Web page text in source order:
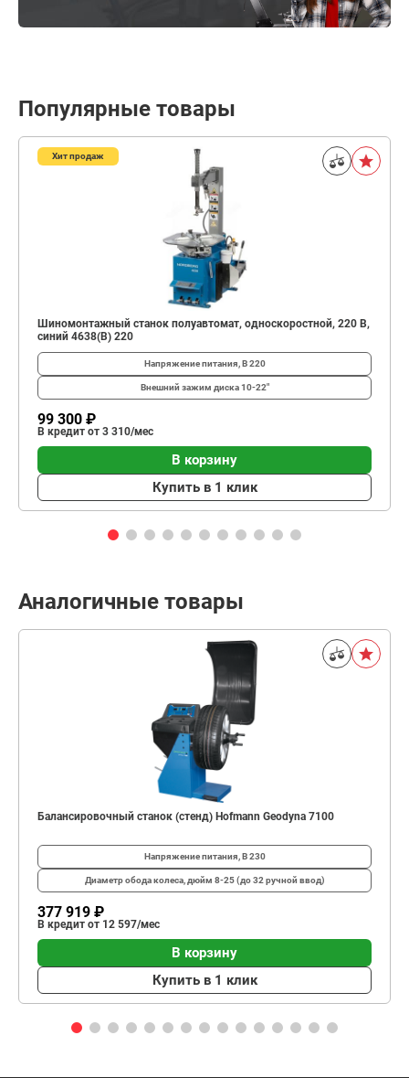
Популярные товары
Хит продаж
Шиномонтажный станок полуавтомат, односкоростной, 220 В,
синий 4638(B) 220
Напряжение питания, В220
Внешний зажим диска10-22"
99 300 ₽
В кредит от 3 310/мес
В корзину
Купить в 1 клик
Аналогичные товары
Балансировочный станок (стенд) Hofmann Geodyna 7100
Напряжение питания, В230
Диаметр обода колеса, дюйм 8-25 (до 32 ручной ввод)
377 919 ₽
В кредит от 12 597/мес
В корзину
Купить в 1 клик